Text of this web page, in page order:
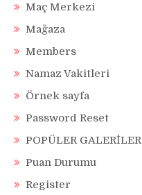
Maç Merkezi
Mağaza
Members
Namaz Vakitleri
Örnek sayfa
Password Reset
POPÜLER GALERİLER
Puan Durumu
Register